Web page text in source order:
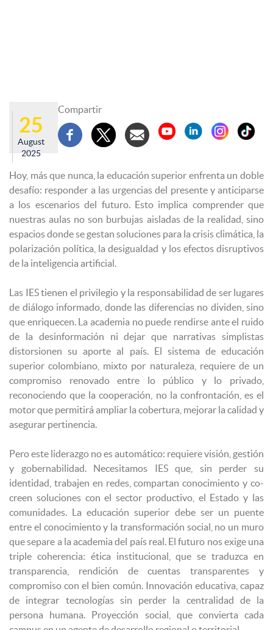
25
August
2025
Compartir
Hoy, más que nunca, la educación superior enfrenta un doble
desafío: responder a las urgencias del presente y anticiparse
a los escenarios del futuro. Esto implica comprender que
nuestras aulas no son burbujas aisladas de la realidad, sino
espacios donde se gestan soluciones para la crisis climática, la
polarización política, la desigualdad y los efectos disruptivos
de la inteligencia artificial.
Las IES tienen el privilegio y la responsabilidad de ser lugares
de diálogo informado, donde las diferencias no dividen, sino
que enriquecen. La academia no puede rendirse ante el ruido
de la desinformación ni dejar que narrativas simplistas
distorsionen su aporte al país. El sistema de educación
superior colombiano, mixto por naturaleza, requiere de un
compromiso renovado entre lo público y lo privado,
reconociendo que la cooperación, no la confrontación, es el
motor que permitirá ampliar la cobertura, mejorar la calidad y
asegurar pertinencia.
Pero este liderazgo no es automático: requiere visión, gestión
y gobernabilidad. Necesitamos IES que, sin perder su
identidad, trabajen en redes, compartan conocimiento y co-
creen soluciones con el sector productivo, el Estado y las
comunidades. La educación superior debe ser un puente
entre el conocimiento y la transformación social, no un muro
que separe a la academia del país real. El futuro nos exige una
triple coherencia: ética institucional, que se traduzca en
transparencia, rendición de cuentas transparentes y
compromiso con el bien común. Innovación educativa, capaz
de integrar tecnologías sin perder la centralidad de la
persona humana. Proyección social, que convierta cada